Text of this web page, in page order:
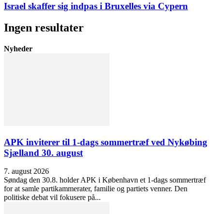
Israel skaffer sig indpas i Bruxelles via Cypern
Ingen resultater
Nyheder
APK inviterer til 1-dags sommertræf ved Nykøbing
Sjælland 30. august
7. august 2026
Søndag den 30.8. holder APK i København et 1-dags sommertræf
for at samle partikammerater, familie og partiets venner. Den
politiske debat vil fokusere på...